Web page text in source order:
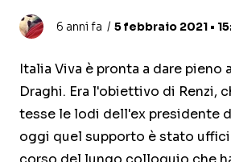
6 anni fa 5 febbraio 2021 •
Italia Viva è pronta a dare pieno
Draghi. Era l'obiettivo di Renzi,
tesse le lodi dell'ex presidente
oggi quel supporto è stato